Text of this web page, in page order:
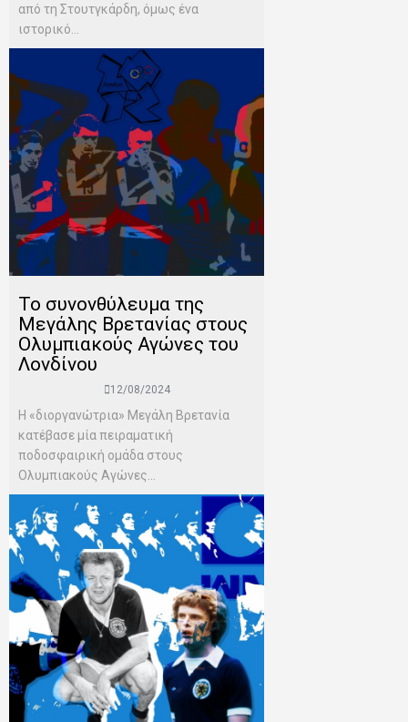
από τη Στουτγκάρδη, όμως ένα
ιστορικό...
Το συνονθύλευμα της
Μεγάλης Βρετανίας στους
Ολυμπιακούς Αγώνες του
Λονδίνου
12/08/2024
Η «διοργανώτρια» Μεγάλη Βρετανία
κατέβασε μία πειραματική
ποδοσφαιρική ομάδα στους
Ολυμπιακούς Αγώνες...